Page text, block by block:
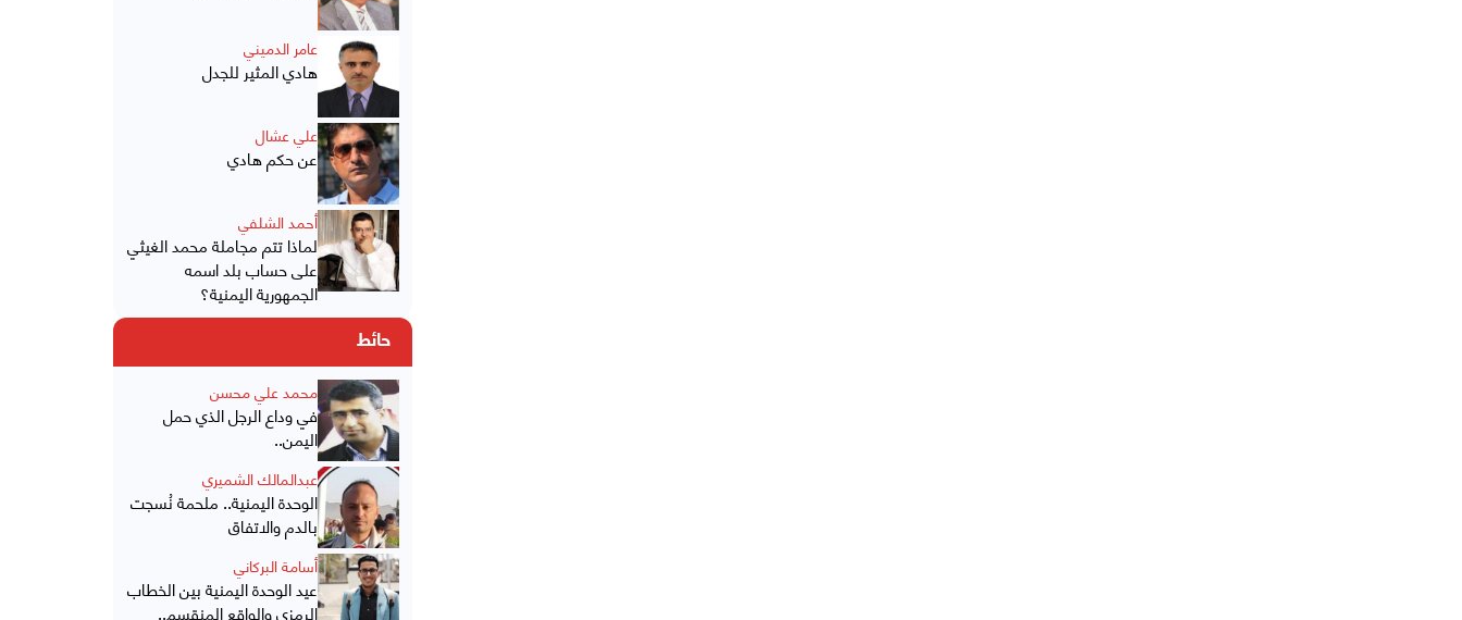
عامر الدميني
هادي المثير للجدل
علي عشال
عن حكم هادي
أحمد الشلفي
لماذا تتم مجاملة محمد الغيثي
على حساب بلد اسمه
الجمهورية اليمنية؟
حائط
محمد علي محسن
في وداع الرجل الذي حمل
اليمن..
عبدالمالك الشميري
الوحدة اليمنية.. ملحمة نُسجت
بالدم والاتفاق
أسامة البركاني
عيد الوحدة اليمنية بين الخطاب
الرمزي والواقع المنقسم..